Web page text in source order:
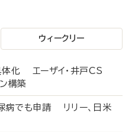
ウィークリー
体化 エーザイ・井戸CS
構築
病でも申請 リリー、日米